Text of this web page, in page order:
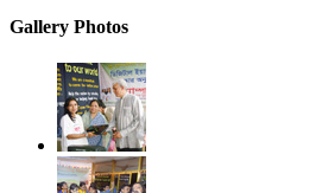
Gallery Photos